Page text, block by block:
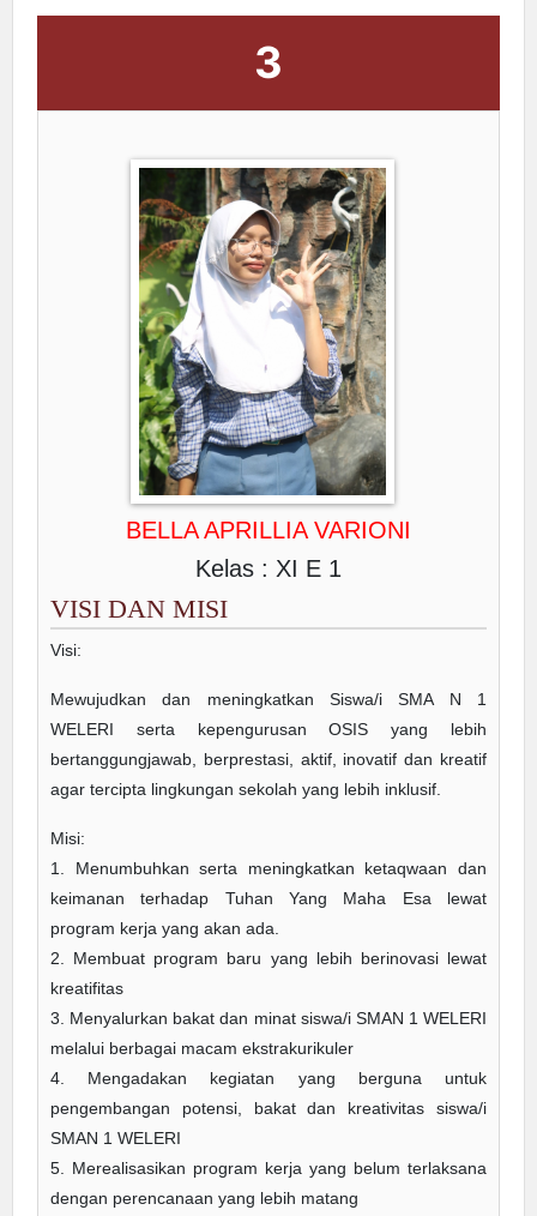
3
BELLA APRILLIA VARIONI
Kelas : XI E 1
VISI DAN MISI
Visi:
Mewujudkan dan meningkatkan Siswa/i SMA N 1
WELERI serta kepengurusan OSIS yang lebih
bertanggungjawab, berprestasi, aktif, inovatif dan kreatif
agar tercipta lingkungan sekolah yang lebih inklusif.
Misi:
1. Menumbuhkan serta meningkatkan ketaqwaan dan
keimanan terhadap Tuhan Yang Maha Esa lewat
program kerja yang akan ada.
2. Membuat program baru yang lebih berinovasi lewat
kreatifitas
3. Menyalurkan bakat dan minat siswa/i SMAN 1 WELERI
melalui berbagai macam ekstrakurikuler
4. Mengadakan kegiatan yang berguna untuk
pengembangan potensi, bakat dan kreativitas siswa/i
SMAN 1 WELERI
5. Merealisasikan program kerja yang belum terlaksana
dengan perencanaan yang lebih matang